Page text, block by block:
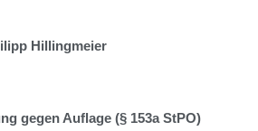
Hillingmeier
gegen Auflage (§ 153a StPO)